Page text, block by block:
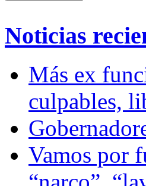
Noticias
Más ex
culpables,
Vamos por